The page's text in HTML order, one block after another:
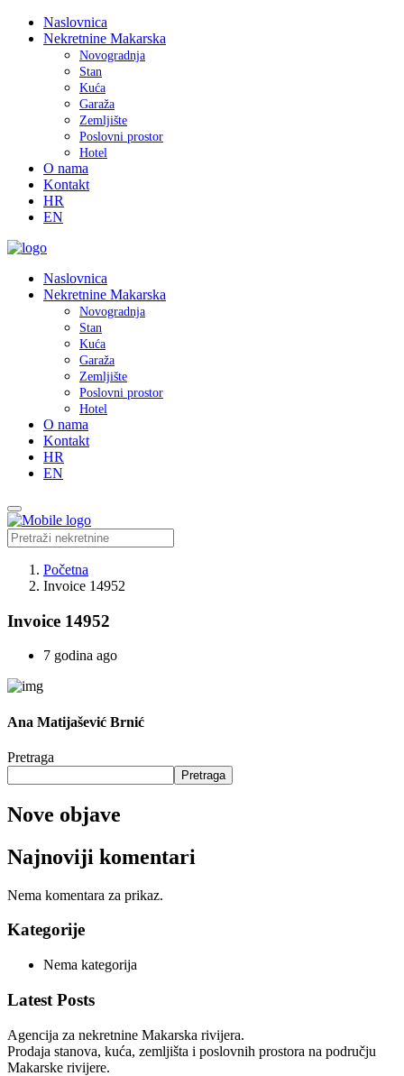
Naslovnica
Nekretnine Makarska
Novogradnja
Stan
Kuća
Garaža
Zemljište
Poslovni prostor
Hotel
O nama
Kontakt
HR
EN
Naslovnica
Nekretnine Makarska
Novogradnja
Stan
Kuća
Garaža
Zemljište
Poslovni prostor
Hotel
O nama
Kontakt
HR
EN
Početna
Invoice 14952
Invoice 14952
7 godina ago
Ana Matijašević Brnić
Pretraga
Pretraga
Nove objave
Najnoviji komentari
Nema komentara za prikaz.
Kategorije
Nema kategorija
Latest Posts
Agencija za nekretnine Makarska rivijera.
Prodaja stanova, kuća, zemljišta i poslovnih prostora na području
Makarske rivijere.